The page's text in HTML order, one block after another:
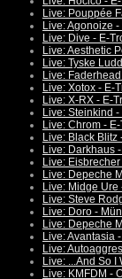
Live: Pouppée
Live: Agonoize
Live: Dive - E-
Live: Aesthetic
Live: Tyske
Live:
Live: Xotox - E-
Live: X-RX - E-
Live: Steinkind
Live: Chrom -
Live: Black
Live: Darkhaus
Live:
Live: Depeche
Live: Midge
Live: Steve
Live: Doro -
Live: Depeche
Live: Avantasia
Live:
Live: ...And So
Live: KMFDM -